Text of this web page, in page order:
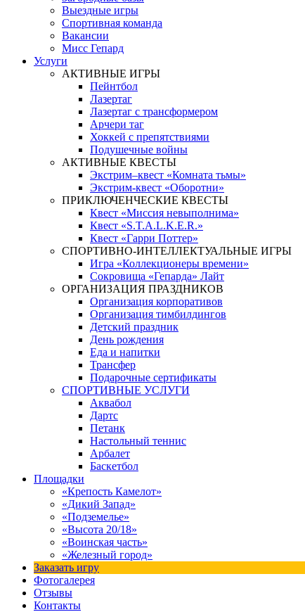
Выездные игры
Спортивная команда
Вакансии
Мисс Гепард
Услуги
АКТИВНЫЕ ИГРЫ
Пейнтбол
Лазертаг
Лазертаг с трансформером
Арчери таг
Хоккей с препятствиями
Подушечные войны
АКТИВНЫЕ КВЕСТЫ
Экстрим–квест «Комната тьмы»
Экстрим-квест «Оборотни»
ПРИКЛЮЧЕНЧЕСКИЕ КВЕСТЫ
Квест «Миссия невыполнима»
Квест «S.T.A.L.K.E.R.»
Квест «Гарри Поттер»
СПОРТИВНО-ИНТЕЛЛЕКТУАЛЬНЫЕ ИГРЫ
Игра «Коллекционеры времени»
Сокровища «Гепарда» Лайт
ОРГАНИЗАЦИЯ ПРАЗДНИКОВ
Организация корпоративов
Организация тимбилдингов
Детский праздник
День рождения
Еда и напитки
Трансфер
Подарочные сертификаты
СПОРТИВНЫЕ УСЛУГИ
Аквабол
Дартс
Петанк
Настольный теннис
Арбалет
Баскетбол
Площадки
«Крепость Камелот»
«Дикий Запад»
«Подземелье»
«Высота 20/18»
«Воинская часть»
«Железный город»
Заказать игру
Фотогалерея
Отзывы
Контакты